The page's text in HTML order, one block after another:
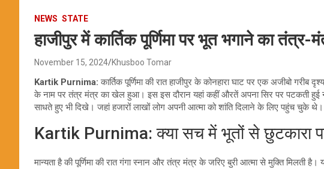
NEWS STATE
हाजीपुर में कार्तिक पूर्णिमा पर भूत भगाने का
November 15, 2024 Khusboo Tomar
Kartik Purnima: कार्तिक पूर्णिमा की रात हाजीपुर के कोनहारा घाट पर एक अजीबो
के नाम पर तंत्र मंत्र का खेल हुआ। इस इस दौरान यहां कहीं औरतें अपना सिर पर पटकती
साधते हुए भी दिखे। जहां हजारों लाखों लोग अपनी आत्मा को शांति दिलाने के लिए पहुंच चुके थे।
Kartik Purnima: क्या सच में भूतों से छुटकारा
मान्यता है की पूर्णिमा की रात गंगा स्नान और तंत्र मंत्र के जरिए बुरी आत्मा से मुक्ति मिलती